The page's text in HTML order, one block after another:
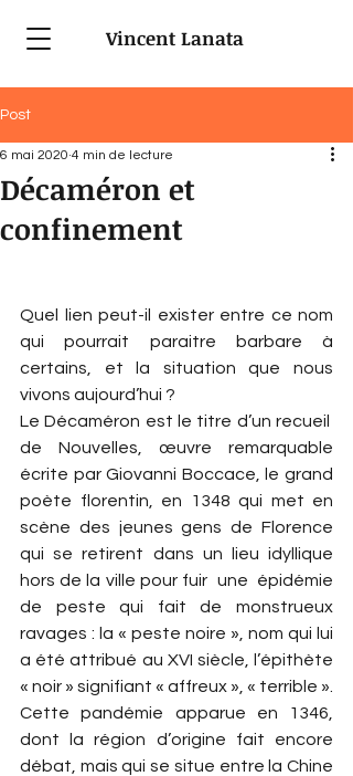
Vincent Lanata
Post
Décaméron et
confinement
6 mai 2020 4 min de lecture
Quel lien peut-il exister entre ce nom
qui pourrait paraitre barbare à
certains, et la situation que nous
vivons aujourd’hui ?
Le Décaméron est le titre d’un recueil
de Nouvelles, œuvre remarquable
écrite par Giovanni Boccace, le grand
poète florentin, en 1348 qui met en
scène des jeunes gens de Florence
qui se retirent dans un lieu idyllique
hors de la ville pour fuir  une  épidémie
de peste qui fait de monstrueux
ravages : la « peste noire », nom qui lui
a été attribué au XVI siècle, l’épithète
« noir » signifiant « affreux », « terrible ».
Cette pandémie apparue en 1346,
dont la région d’origine fait encore
débat, mais qui se situe entre la Chine